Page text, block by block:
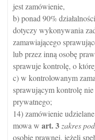
jest zamówienie,
b) ponad 90%
dotyczy wykonywania
zamawiającego
lub przez inną osobę
sprawuje kontrolę, o
c) w kontrolowanym
sprawującym kontrolę nie
prywatnego;
14) zamówienie
mowa w art.3 zakres
osobie prawnej, jeżeli